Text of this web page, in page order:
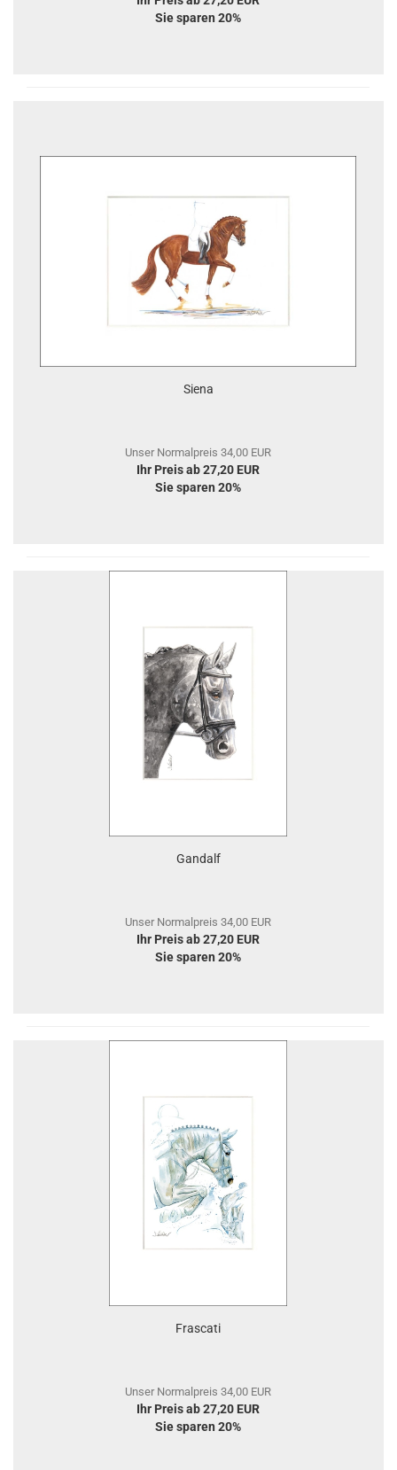
Sie sparen 20%
Siena
Unser Normalpreis 34,00 EUR
Ihr Preis ab 27,20 EUR
Sie sparen 20%
Gandalf
Unser Normalpreis 34,00 EUR
Ihr Preis ab 27,20 EUR
Sie sparen 20%
Frascati
Unser Normalpreis 34,00 EUR
Ihr Preis ab 27,20 EUR
Sie sparen 20%